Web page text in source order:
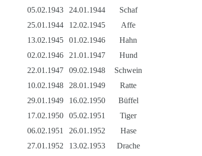
05.02.1943
24.01.1944
Schaf
25.01.1944
12.02.1945
Affe
13.02.1945
01.02.1946
Hahn
02.02.1946
21.01.1947
Hund
22.01.1947
09.02.1948
Schwein
10.02.1948
28.01.1949
Ratte
29.01.1949
16.02.1950
Büffel
17.02.1950
05.02.1951
Tiger
06.02.1951
26.01.1952
Hase
27.01.1952
13.02.1953
Drache